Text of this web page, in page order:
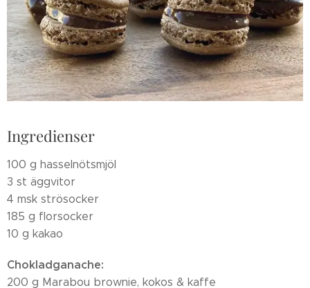
Ingredienser
100 g hasselnötsmjöl
3 st äggvitor
4 msk strösocker
185 g florsocker
10 g kakao
Chokladganache:
200 g Marabou brownie, kokos & kaffe